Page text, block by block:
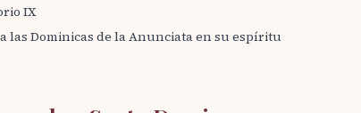
IX
las Dominicas de la Anunciata en su espíritu